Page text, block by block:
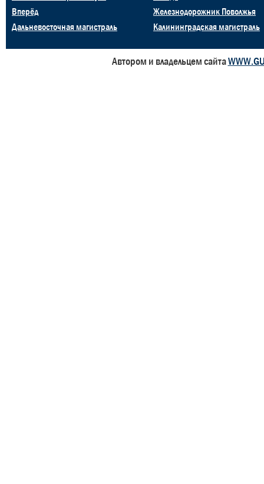
Вперёд
Дальневосточная магистраль
Железнодорожник Поволжья
Калининградская магистраль
Автором и владельцем сайта